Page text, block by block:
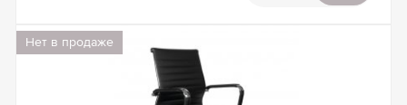
Нет в продаже